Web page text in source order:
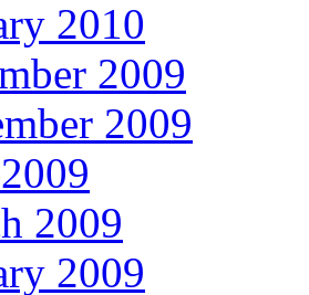
2010
2009
2009
2009
2009